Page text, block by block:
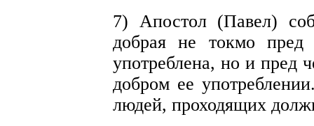
7) Апостол (Павел)
добрая не токмо
употреблена, но и пред
добром ее
людей, проходящих